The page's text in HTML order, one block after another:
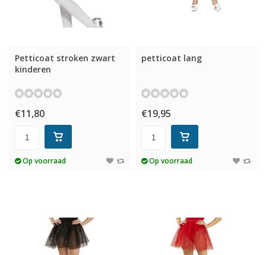
Petticoat stroken zwart
kinderen
€11,80
Op voorraad
petticoat lang
€19,95
Op voorraad